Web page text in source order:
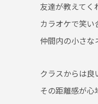
友達が教えてく
カラオケで笑い
仲間内の小さな
クラスからは良
その距離感が心